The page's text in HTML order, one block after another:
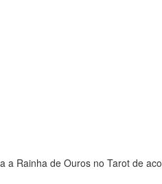
a Rainha de Ouros no Tarot de